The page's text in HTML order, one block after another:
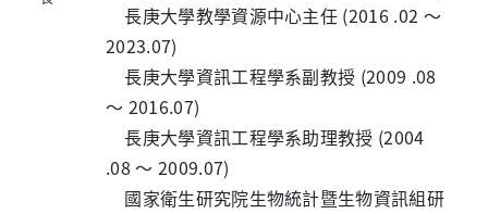
長庚大學教學資源中心主任 (2016 .02 ～
2023.07)
長庚大學資訊工程學系副教授 (2009 .08
～ 2016.07)
長庚大學資訊工程學系助理教授 (2004
.08 ～ 2009.07)
國家衛生研究院生物統計暨生物資訊組研